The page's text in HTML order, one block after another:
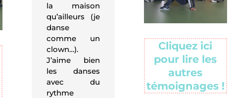
la maison
qu’ailleurs (je
danse
comme un
clown…).
J’aime bien
les danses
avec du
rythme
Cliquez ici
pour lire les
autres
témoignages !